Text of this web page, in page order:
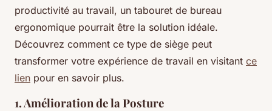
productivité au travail, un tabouret de bureau
ergonomique pourrait être la solution idéale.
Découvrez comment ce type de siège peut
transformer votre expérience de travail en visitant ce
lien pour en savoir plus.
1. Amélioration de la Posture